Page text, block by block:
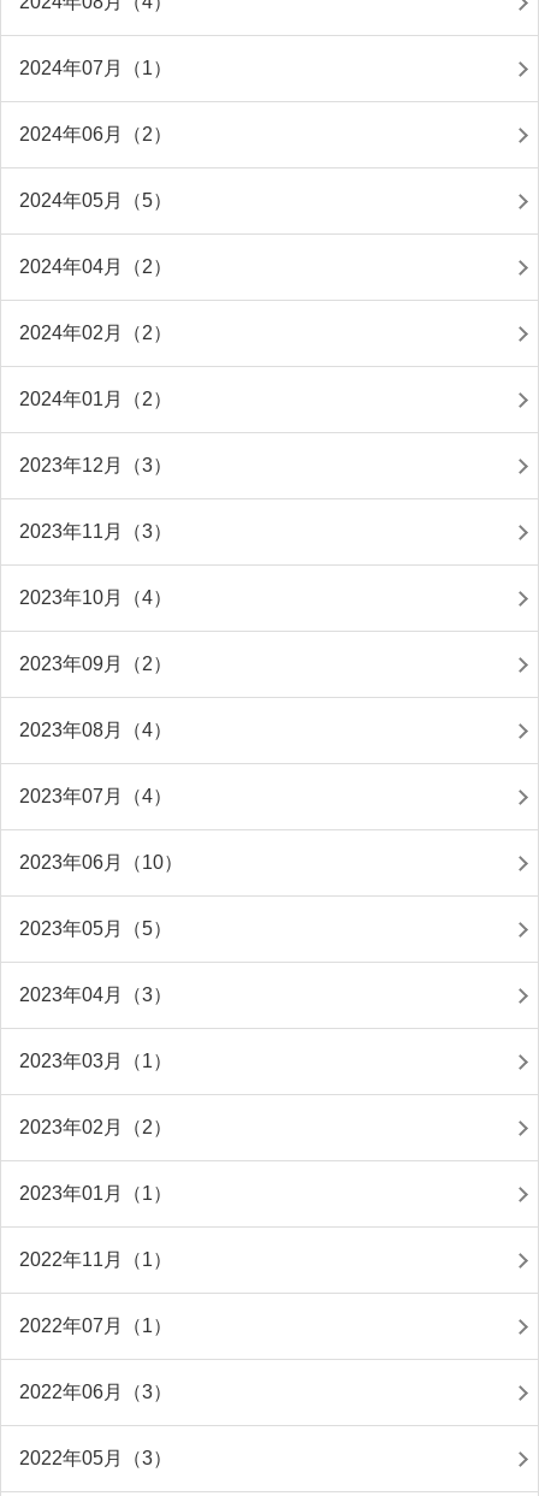
2024年07月（1）
2024年06月（2）
2024年05月（5）
2024年04月（2）
2024年02月（2）
2024年01月（2）
2023年12月（3）
2023年11月（3）
2023年10月（4）
2023年09月（2）
2023年08月（4）
2023年07月（4）
2023年06月（10）
2023年05月（5）
2023年04月（3）
2023年03月（1）
2023年02月（2）
2023年01月（1）
2022年11月（1）
2022年07月（1）
2022年06月（3）
2022年05月（3）